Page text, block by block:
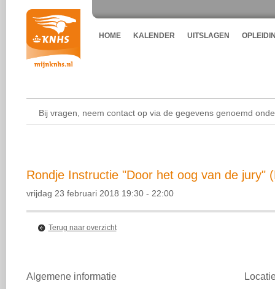
HOME KALENDER UITSLAGEN
Bij vragen, neem contact op via de gegevens genoemd
Rondje Instructie "Door het oog van de jury"
vrijdag 23 februari 2018 19:30 - 22:00
Terug naar overzicht
Algemene informatie